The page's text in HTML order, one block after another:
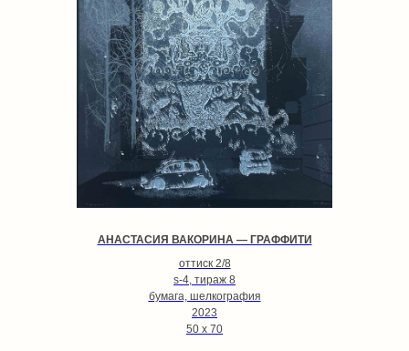
АНАСТАСИЯ ВАКОРИНА — ГРАФФИТИ
оттиск 2/8
s-4, тираж 8
бумага, шелкография
2023
50 х 70